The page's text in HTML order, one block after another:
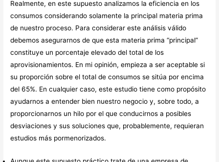
Realmente, en este supuesto analizamos la eficiencia en los
consumos considerando solamente la principal materia prima
de nuestro proceso. Para considerar este análisis válido
debemos asegurarnos de que esta materia prima “principal”
constituye un porcentaje elevado del total de los
aprovisionamientos. En mi opinión, empieza a ser aceptable si
su proporción sobre el total de consumos se sitúa por encima
del 65%. En cualquier caso, este estudio tiene como propósito
ayudarnos a entender bien nuestro negocio y, sobre todo, a
proporcionarnos un hilo por el que conducirnos a posibles
desviaciones y sus soluciones que, probablemente, requieran
estudios más pormenorizados.